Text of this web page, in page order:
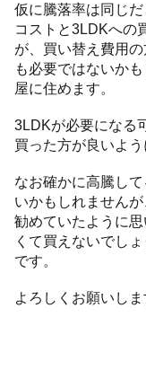
仮に騰落率は同じ
コストと3LDKへの
が、買い替え費用
も必要ではないか
屋に住めます。
3LDKが必要になる
買った方が良いよう
なお確かに高騰し
いかもしれません
勧めていたように
くて買えないでし
です。
よろしくお願いしま